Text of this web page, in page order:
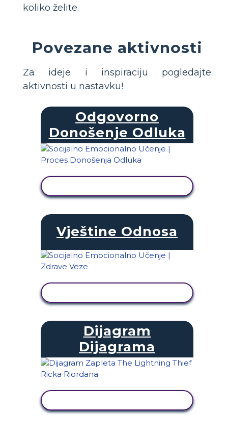
koliko želite.
Povezane aktivnosti
Za ideje i inspiraciju pogledajte
aktivnosti u nastavku!
Odgovorno
Donošenje Odluka
Vještine Odnosa
Dijagram
Dijagrama